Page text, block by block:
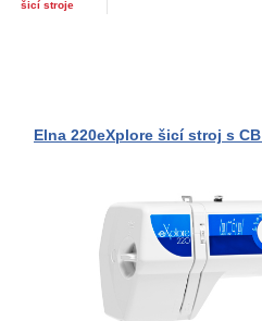
šicí stroje
Elna 220eXplore šicí stroj s